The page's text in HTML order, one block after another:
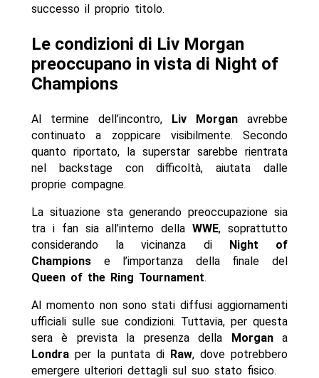
successo il proprio titolo.
Le condizioni di Liv Morgan
preoccupano in vista di Night of
Champions
Al termine dell’incontro, Liv Morgan avrebbe
continuato a zoppicare visibilmente. Secondo
quanto riportato, la superstar sarebbe rientrata
nel backstage con difficoltà, aiutata dalle
proprie compagne.
La situazione sta generando preoccupazione sia
tra i fan sia all’interno dellaWWE, soprattutto
considerando la vicinanza di Night of
Championse l’importanza della finale del
Queen of the Ring Tournament.
Al momento non sono stati diffusi aggiornamenti
ufficiali sulle sue condizioni. Tuttavia, per questa
sera è prevista la presenza della Morgana
Londraper la puntata di Raw, dove potrebbero
emergere ulteriori dettagli sul suo stato fisico.